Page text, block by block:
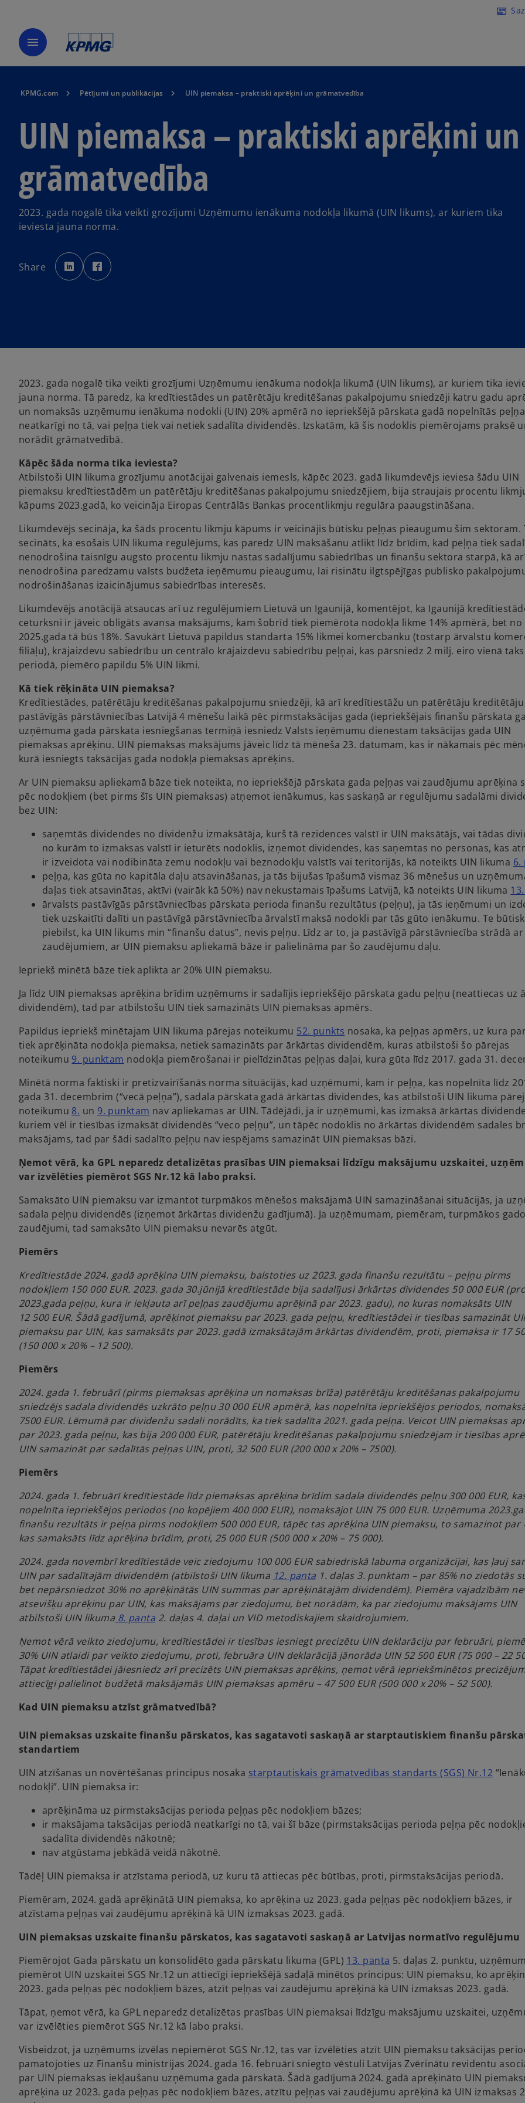
contact_mail
menu
KPMG.com Pētījumi un publikācijas UIN piemaksa – praktiski aprēķini un grāmatvedība
UIN piemaksa – praktiski aprēķini un
grāmatvedība
2023. gada nogalē tika veikti grozījumi Uzņēmumu ienākuma nodokļa likumā (UIN likums), ar kuriem tika
ieviesta jauna norma.
Share
o
p
e
n
b
p
e
b
2023. gada nogalē tika veikti grozījumi Uzņēmumu ienākuma nodokļa likumā (UIN likums), ar kuriem tika
jauna norma. Tā paredz, ka kredītiestādes un patērētāju kreditēšanas pakalpojumu sniedzēji katru gadu
un nomaksās uzņēmumu ienākuma nodokli (UIN) 20% apmērā no iepriekšējā pārskata gadā nopelnītās
neatkarīgi no tā, vai peļņa tiek vai netiek sadalīta dividendēs. Izskatām, kā šis nodoklis piemērojams praksē
norādīt grāmatvedībā.
Kāpēc šāda norma tika ieviesta?
Atbilstoši UIN likuma grozījumu anotācijai galvenais iemesls, kāpēc 2023. gadā likumdevējs ieviesa šādu UIN
piemaksu kredītiestādēm un patērētāju kreditēšanas pakalpojumu sniedzējiem, bija straujais procentu
kāpums 2023.gadā, ko veicināja Eiropas Centrālās Bankas procentlikmju regulāra paaugstināšana.
Likumdevējs secināja, ka šāds procentu likmju kāpums ir veicinājis būtisku peļņas pieaugumu šim sektoram.
secināts, ka esošais UIN likuma regulējums, kas paredz UIN maksāšanu atlikt līdz brīdim, kad peļņa tiek
nenodrošina taisnīgu augsto procentu likmju nastas sadalījumu sabiedrības un finanšu sektora starpā, kā
nenodrošina paredzamu valsts budžeta ieņēmumu pieaugumu, lai risinātu ilgtspējīgas publisko
nodrošināšanas izaicinājumus sabiedrības interesēs.
Likumdevējs anotācijā atsaucas arī uz regulējumiem Lietuvā un Igaunijā, komentējot, ka Igaunijā
ceturksni ir jāveic obligāts avansa maksājums, kam šobrīd tiek piemērota nodokļa likme 14% apmērā, bet no
2025.gada tā būs 18%. Savukārt Lietuvā papildus standarta 15% likmei komercbanku (tostarp ārvalstu
filiāļu), krājaizdevu sabiedrību un centrālo krājaizdevu sabiedrību peļņai, kas pārsniedz 2 milj. eiro vienā
periodā, piemēro papildu 5% UIN likmi.
Kā tiek rēķināta UIN piemaksa?
Kredītiestādes, patērētāju kreditēšanas pakalpojumu sniedzēji, kā arī kredītiestāžu un patērētāju kreditētāju
pastāvīgās pārstāvniecības Latvijā 4 mēnešu laikā pēc pirmstaksācijas gada (iepriekšējais finanšu pārskata
uzņēmuma gada pārskata iesniegšanas termiņā iesniedz Valsts ieņēmumu dienestam taksācijas gada UIN
piemaksas aprēķinu. UIN piemaksas maksājums jāveic līdz tā mēneša 23. datumam, kas ir nākamais pēc
kurā iesniegts taksācijas gada nodokļa piemaksas aprēķins.
Ar UIN piemaksu apliekamā bāze tiek noteikta, no iepriekšējā pārskata gada peļņas vai zaudējumu aprēķina
pēc nodokļiem (bet pirms šīs UIN piemaksas) atņemot ienākumus, kas saskaņā ar regulējumu sadalāmi
bez UIN:
saņemtās dividendes no dividenžu izmaksātāja, kurš tā rezidences valstī ir UIN maksātājs, vai tādas
no kurām to izmaksas valstī ir ieturēts nodoklis, izņemot dividendes, kas saņemtas no personas, kas
ir izveidota vai nodibināta zemu nodokļu vai beznodokļu valstīs vai teritorijās, kā noteikts UIN likuma 6.
peļņa, kas gūta no kapitāla daļu atsavināšanas, ja tās bijušas īpašumā vismaz 36 mēnešus un
daļas tiek atsavinātas, aktīvi (vairāk kā 50%) nav nekustamais īpašums Latvijā, kā noteikts UIN likuma
ārvalsts pastāvīgās pārstāvniecības pārskata perioda finanšu rezultātus (peļņu), ja tās ieņēmumi un
tiek uzskaitīti dalīti un pastāvīgā pārstāvniecība ārvalstī maksā nodokli par tās gūto ienākumu. Te
piebilst, ka UIN likums min “finanšu datus”, nevis peļņu. Līdz ar to, ja pastāvīgā pārstāvniecība strādā ar
zaudējumiem, ar UIN piemaksu apliekamā bāze ir palielināma par šo zaudējumu daļu.
Iepriekš minētā bāze tiek aplikta ar 20% UIN piemaksu.
Ja līdz UIN piemaksas aprēķina brīdim uzņēmums ir sadalījis iepriekšējo pārskata gadu peļņu (neattiecas uz
dividendēm), tad par atbilstošu UIN tiek samazināts UIN piemaksas apmērs.
Papildus iepriekš minētajam UIN likuma pārejas noteikumu 52. punkts o
p
e
s
i
n
a
n
e
a
b
nosaka, ka peļņas apmērs, uz kura
tiek aprēķināta nodokļa piemaksa, netiek samazināts par ārkārtas dividendēm, kuras atbilstoši šo pārejas
noteikumu 9. punktam o
e
n
s
i
n
n
w
t
a
nodokļa piemērošanai ir pielīdzinātas peļņas daļai, kura gūta līdz 2017. gada 31.
Minētā norma faktiski ir pretizvairīšanās norma situācijās, kad uzņēmumi, kam ir peļņa, kas nopelnīta līdz
gada 31. decembrim (“vecā peļņa”), sadala pārskata gadā ārkārtas dividendes, kas atbilstoši UIN likuma
noteikumu 8. o
p
e
s
i
n
a
b
un 9. punktam o
p
e
s
i
n
a
b
nav apliekamas ar UIN. Tādējādi, ja ir uzņēmumi, kas izmaksā ārkārtas
kuriem vēl ir tiesības izmaksāt dividendēs “veco peļņu”, un tāpēc nodoklis no ārkārtas dividendēm sadales
maksājams, tad par šādi sadalīto peļņu nav iespējams samazināt UIN piemaksas bāzi.
Ņemot vērā, ka GPL neparedz detalizētas prasības UIN piemaksai līdzīgu maksājumu uzskaitei,
var izvēlēties piemērot SGS Nr.12 kā labo praksi.
Samaksāto UIN piemaksu var izmantot turpmākos mēnešos maksājamā UIN samazināšanai situācijās, ja
sadala peļņu dividendēs (izņemot ārkārtas dividenžu gadījumā). Ja uzņēmumam, piemēram, turpmākos
zaudējumi, tad samaksāto UIN piemaksu nevarēs atgūt.
Piemērs
Kredītiestāde 2024. gadā aprēķina UIN piemaksu, balstoties uz 2023. gada finanšu rezultātu – peļņu pirms
nodokļiem 150 000 EUR. 2023. gada 30.jūnijā kredītiestāde bija sadalījusi ārkārtas dividendes 50 000 EUR
2023.gada peļņu, kura ir iekļauta arī peļņas zaudējumu aprēķinā par 2023. gadu), no kuras nomaksāts UIN
12 500 EUR. Šādā gadījumā, aprēķinot piemaksu par 2023. gada peļņu, kredītiestādei ir tiesības samazināt
piemaksu par UIN, kas samaksāts par 2023. gadā izmaksātajām ārkārtas dividendēm, proti, piemaksa ir 17
(150 000 x 20% – 12 500).
Piemērs
2024. gada 1. februārī (pirms piemaksas aprēķina un nomaksas brīža) patērētāju kreditēšanas pakalpojumu
sniedzējs sadala dividendēs uzkrāto peļņu 30 000 EUR apmērā, kas nopelnīta iepriekšējos periodos,
7500 EUR. Lēmumā par dividenžu sadali norādīts, ka tiek sadalīta 2021. gada peļņa. Veicot UIN piemaksas
par 2023. gada peļņu, kas bija 200 000 EUR, patērētāju kreditēšanas pakalpojumu sniedzējam ir tiesības
UIN samazināt par sadalītās peļņas UIN, proti, 32 500 EUR (200 000 x 20% – 7500).
Piemērs
2024. gada 1. februārī kredītiestāde līdz piemaksas aprēķina brīdim sadala dividendēs peļņu 300 000 EUR,
nopelnīta iepriekšējos periodos (no kopējiem 400 000 EUR), nomaksājot UIN 75 000 EUR. Uzņēmuma
finanšu rezultāts ir peļņa pirms nodokļiem 500 000 EUR, tāpēc tas aprēķina UIN piemaksu, to samazinot par
kas samaksāts līdz aprēķina brīdim, proti, 25 000 EUR (500 000 x 20% – 75 000).
2024. gada novembrī kredītiestāde veic ziedojumu 100 000 EUR sabiedriskā labuma organizācijai, kas ļauj
UIN par sadalītajām dividendēm (atbilstoši UIN likuma 12. pantao
p
e
n
i
n
a
n
1. daļas 3. punktam – par 85% no ziedotās
bet nepārsniedzot 30% no aprēķinātās UIN summas par aprēķinātajām dividendēm). Piemēra vajadzībām
atsevišķu aprēķinu par UIN, kas maksājams par ziedojumu, bet norādām, ka par ziedojumu maksājams UIN
atbilstoši UIN likuma 8. pantao
e
n
s
i
n
t
2. daļas 4. daļai un VID metodiskajiem skaidrojumiem.
Ņemot vērā veikto ziedojumu, kredītiestādei ir tiesības iesniegt precizētu UIN deklarāciju par februāri,
30% UIN atlaidi par veikto ziedojumu, proti, februāra UIN deklarācijā jānorāda UIN 52 500 EUR (75 000 – 22
Tāpat kredītiestādei jāiesniedz arī precizēts UIN piemaksas aprēķins, ņemot vērā iepriekšminētos
attiecīgi palielinot budžetā maksājamās UIN piemaksas apmēru – 47 500 EUR (500 000 x 20% – 52 500).
Kad UIN piemaksu atzīst grāmatvedībā?
UIN piemaksas uzskaite finanšu pārskatos, kas sagatavoti saskaņā ar starptautiskiem finanšu
standartiem
UIN atzīšanas un novērtēšanas principus nosaka starptautiskais grāmatvedības standarts (SGS) Nr.12 o
s
a
e
a
b
nodokļi”. UIN piemaksa ir:
aprēķināma uz pirmstaksācijas perioda peļņas pēc nodokļiem bāzes;
ir maksājama taksācijas periodā neatkarīgi no tā, vai šī bāze (pirmstaksācijas perioda peļņa pēc
sadalīta dividendēs nākotnē;
nav atgūstama jebkādā veidā nākotnē.
Tādēļ UIN piemaksa ir atzīstama periodā, uz kuru tā attiecas pēc būtības, proti, pirmstaksācijas periodā.
Piemēram, 2024. gadā aprēķinātā UIN piemaksa, ko aprēķina uz 2023. gada peļņas pēc nodokļiem bāzes, ir
atzīstama peļņas vai zaudējumu aprēķinā kā UIN izmaksas 2023. gadā.
UIN piemaksas uzskaite finanšu pārskatos, kas sagatavoti saskaņā ar Latvijas normatīvo regulējumu
Piemērojot Gada pārskatu un konsolidēto gada pārskatu likuma (GPL) 13. panta o
p
e
s
n
a
n
e
5. daļas 2. punktu,
piemērot UIN uzskaitei SGS Nr.12 un attiecīgi iepriekšējā sadaļā minētos principus: UIN piemaksu, ko
2023. gada peļņas pēc nodokļiem bāzes, atzīt peļņas vai zaudējumu aprēķinā kā UIN izmaksas 2023. gadā.
Tāpat, ņemot vērā, ka GPL neparedz detalizētas prasības UIN piemaksai līdzīgu maksājumu uzskaitei,
var izvēlēties piemērot SGS Nr.12 kā labo praksi.
Visbeidzot, ja uzņēmums izvēlas nepiemērot SGS Nr.12, tas var izvēlēties atzīt UIN piemaksu taksācijas
pamatojoties uz Finanšu ministrijas 2024. gada 16. februārī sniegto vēstuli Latvijas Zvērinātu revidentu
par UIN piemaksas iekļaušanu uzņēmuma gada pārskatā. Šādā gadījumā 2024. gadā aprēķināto UIN
aprēķina uz 2023. gada peļņas pēc nodokļiem bāzes, atzītu peļņas vai zaudējumu aprēķinā kā UIN izmaksas